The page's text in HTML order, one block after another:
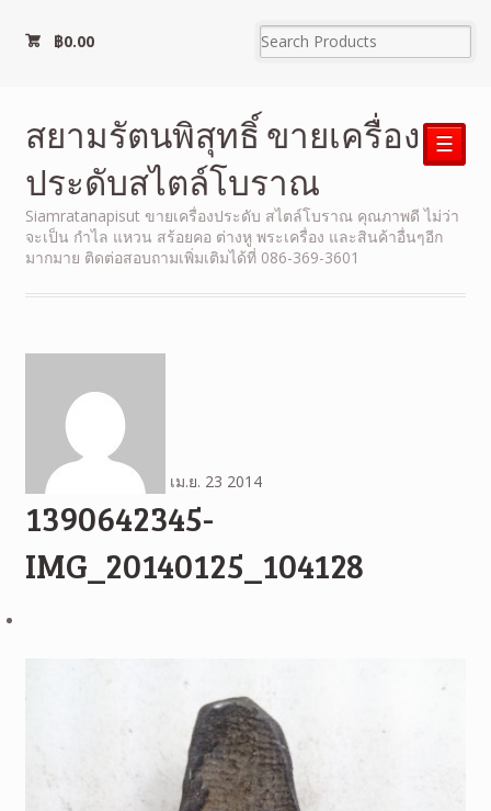
฿0.00
สยามรัตนพิสุทธิ์ ขายเครื่อง
ประดับสไตล์โบราณ
Siamratanapisut ขายเครื่องประดับ สไตล์โบราณ คุณภาพดี ไม่ว่า
จะเป็น กำไล แหวน สร้อยคอ ต่างหู พระเครื่อง และสินค้าอื่นๆอีก
มากมาย ติดต่อสอบถามเพิ่มเติมได้ที่ 086-369-3601
☰
เม.ย. 23 2014
1390642345-
IMG_20140125_104128